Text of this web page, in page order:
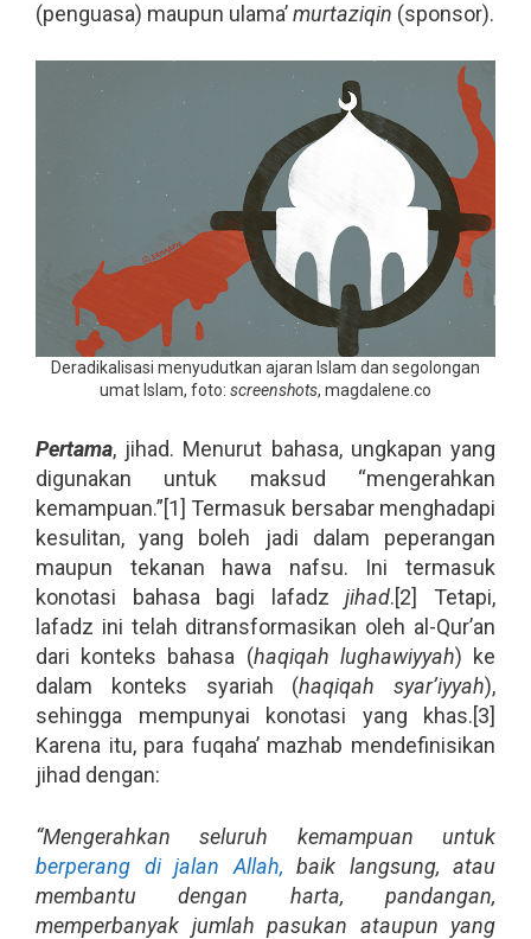
(penguasa) maupun ulama’murtaziqin (sponsor).
Deradikalisasi menyudutkan ajaran Islam dan segolongan
umat Islam, foto: screenshots, magdalene.co
Pertama, jihad. Menurut bahasa, ungkapan yang
digunakan untuk maksud “mengerahkan
kemampuan.”[1] Termasuk bersabar menghadapi
kesulitan, yang boleh jadi dalam peperangan
maupun tekanan hawa nafsu. Ini termasuk
konotasi bahasa bagi lafadzjihad.[2] Tetapi,
lafadz ini telah ditransformasikan oleh al-Qur’an
dari konteks bahasa (haqiqah lughawiyyah) ke
dalam konteks syariah (haqiqah syar’iyyah),
sehingga mempunyai konotasi yang khas.[3]
Karena itu, para fuqaha’ mazhab mendefinisikan
jihad dengan:
“Mengerahkan seluruh kemampuan untuk
berperang di jalan Allah, baik langsung, atau
membantu dengan harta, pandangan,
memperbanyak jumlah pasukan ataupun yang